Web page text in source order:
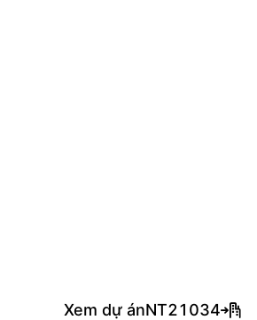
Xem dự ánNT21034